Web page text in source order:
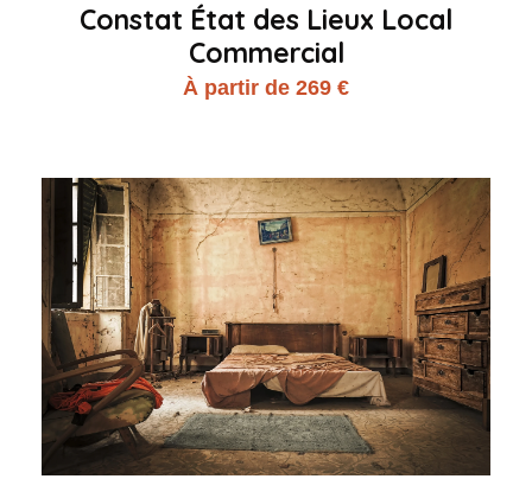
Constat État des Lieux Local
Commercial
À partir de 269 €